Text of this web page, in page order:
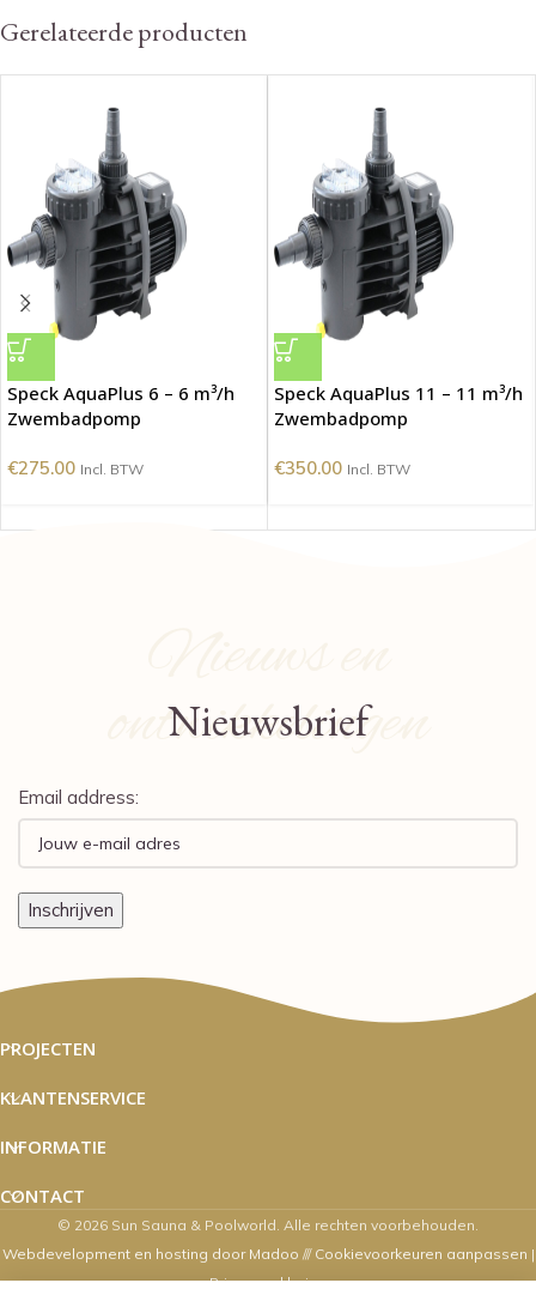
Gerelateerde producten
Speck AquaPlus 6 – 6 m³/h
Zwembadpomp
€275.00 Incl. BTW
Speck AquaPlus 11 – 11 m³/h
Zwembadpomp
€350.00 Incl. BTW
Nieuws en
ontwikkelingen
Nieuwsbrief
Email address:
PROJECTEN
KLANTENSERVICE
INFORMATIE
CONTACT
© 2026 Sun Sauna & Poolworld. Alle rechten voorbehouden.
Webdevelopment en hosting door Madoo /// Cookievoorkeuren aanpassen |
Privacyverklaring